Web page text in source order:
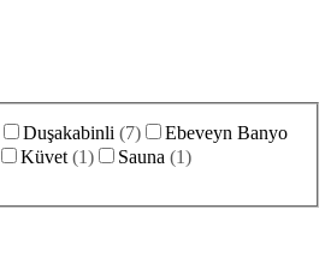
Duşakabinli (7)
Ebeveyn Banyo
Küvet (1) Sauna (1)